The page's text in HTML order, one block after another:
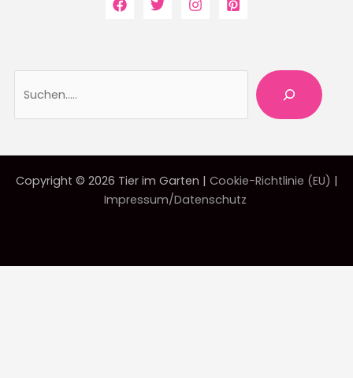
Copyright © 2026 Tier im Garten | Cookie-Richtlinie (EU) |
Impressum/Datenschutz